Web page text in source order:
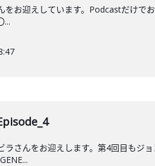
をお迎えしています。Podcastだけで
...
ラさんをお迎えします。第4回目もジ